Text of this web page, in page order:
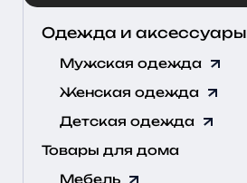
Одежда и аксессуары
Мужская одежда
Женская одежда
Детская одежда
Товары для дома
Мебель